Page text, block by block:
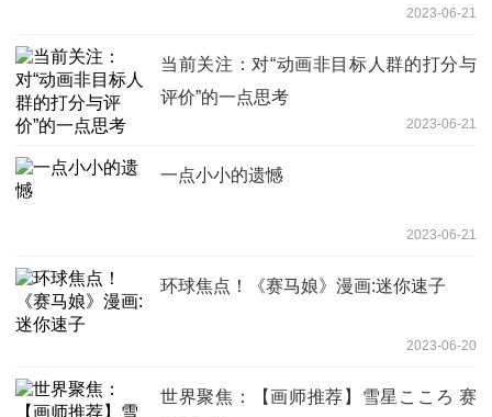
2023-06-21
当前关注：对“动画非目标人群的打分与
评价”的一点思考
2023-06-21
一点小小的遗憾
2023-06-21
环球焦点！《赛马娘》漫画:迷你速子
2023-06-20
世界聚焦：【画师推荐】雪星こころ 赛